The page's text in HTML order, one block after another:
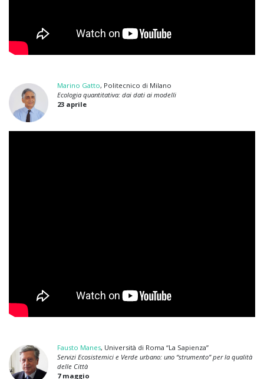
Marino Gatto, Politecnico di Milano
Ecologia quantitativa: dai dati ai modelli
23 aprile
Fausto Manes, Università di Roma “La Sapienza”
Servizi Ecosistemici e Verde urbano: uno “strumento” per la qualità
delle Città
7 maggio